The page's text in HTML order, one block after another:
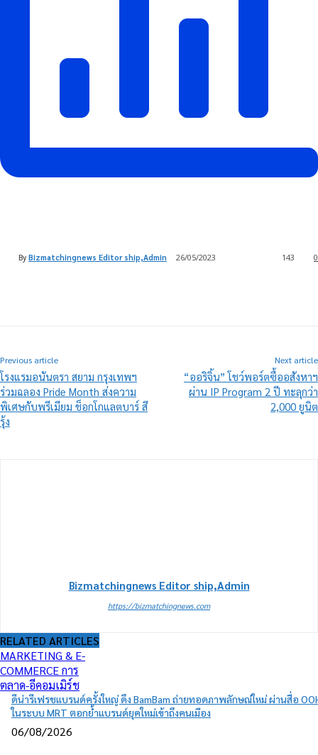
By Bizmatchingnews Editor ship,Admin 26/05/2023 0
143
Previous article
โรงแรมอนันตรา สยาม กรุงเทพฯ
ร่วมฉลอง Pride Month ส่งความ
พิเศษกับพรีเมียม ช็อกโกแลตบาร์ สี
รุ้ง
Next article
“ออริจิ้น” โชว์พอร์ตซื้ออสังหาฯ
ผ่าน IP Program 2 ปี ทะลุกว่า
2,000 ยูนิต
Bizmatchingnews Editor ship,Admin
https://bizmatchingnews.com
RELATED ARTICLES
MARKETING & E-
COMMERCE การ
ตลาด-อีคอมเมิร์ช
ดีน่ารีเฟรชแบรนด์ครั้งใหญ่ ดึง BamBam ถ่ายทอดภาพลักษณ์ใหม่ ผ่านสื่อ
ในระบบ MRT ตอกย้ำแบรนด์ยุคใหม่เข้าถึงคนเมือง
06/08/2026